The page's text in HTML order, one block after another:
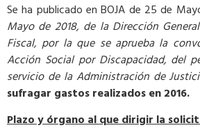
Se ha publicado en BOJA de 25 de
Mayo de 2018, de la Dirección
Fiscal, por la que se aprueba la
Acción Social por Discapacidad, del
servicio de la Administración de
sufragar gastos realizados en 2016.
Plazo y órgano al que dirigir la